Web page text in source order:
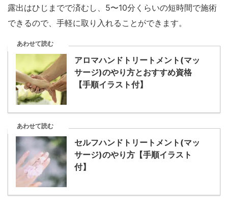
露出はひじまでで済むし、5〜10分くらいの短時間で施術
できるので、手軽に取り入れることができます。
あわせて読む
アロマハンドトリートメント(マッ
サージ)のやり方とおすすめ資格
【手順イラスト付】
あわせて読む
セルフハンドトリートメント(マッ
サージ)のやり方【手順イラスト
付】